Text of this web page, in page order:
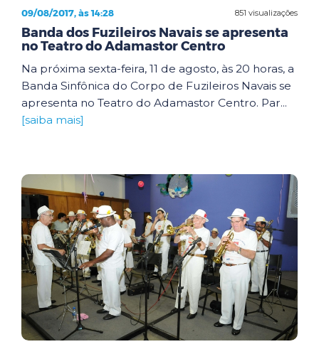
851 visualizações
09/08/2017, às 14:28
Banda dos Fuzileiros Navais se apresenta
no Teatro do Adamastor Centro
Na próxima sexta-feira, 11 de agosto, às 20 horas, a
Banda Sinfônica do Corpo de Fuzileiros Navais se
apresenta no Teatro do Adamastor Centro. Par...
[saiba mais]